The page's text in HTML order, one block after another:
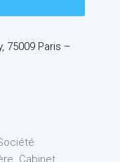
75009 Paris –
Cabinet